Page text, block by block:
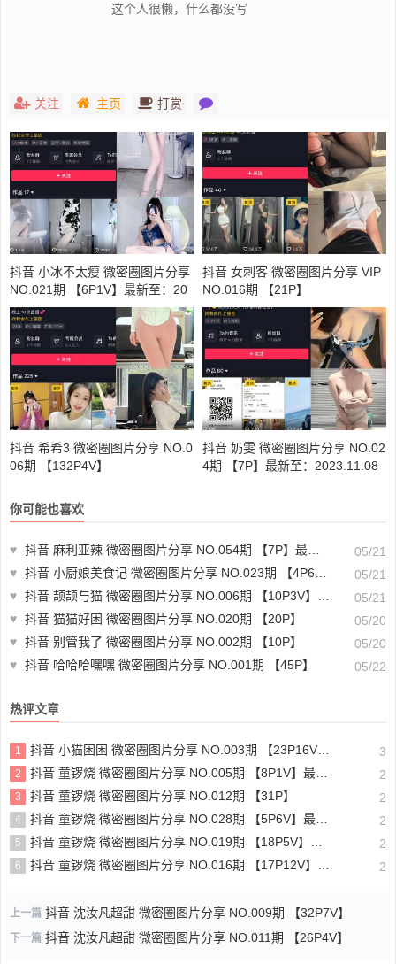
这个人很懒，什么都没写
关注 主页 打赏
抖音 小冰不太瘦 微密圈图片分享
NO.021期 【6P1V】最新至：20
23.9.4
抖音 女刺客 微密圈图片分享 VIP
NO.016期 【21P】
抖音 希希3 微密圈图片分享 NO.0
06期 【132P4V】
抖音 奶雯 微密圈图片分享 NO.02
4期 【7P】最新至：2023.11.08
你可能也喜欢
♥ 抖音 麻利亚辣 微密圈图片分享 NO.054期 【7P】最新至：2023.8.2
05/21
♥ 抖音 小厨娘美食记 微密圈图片分享 NO.023期 【4P6V】最新至：2023.9.29
05/21
♥ 抖音 颉颉与猫 微密圈图片分享 NO.006期 【10P3V】最新至：2023.12.14
05/21
♥ 抖音 猫猫好困 微密圈图片分享 NO.020期 【20P】
05/20
♥ 抖音 别管我了 微密圈图片分享 NO.002期 【10P】
05/20
♥ 抖音 哈哈哈嘿嘿 微密圈图片分享 NO.001期 【45P】 05/22
热评文章
1 抖音 小猫困困 微密圈图片分享 NO.003期 【23P16V】最新至：2025.1.23 3
2 抖音 童锣烧 微密圈图片分享 NO.005期 【8P1V】最新至：2023.6.11 2
3 抖音 童锣烧 微密圈图片分享 NO.012期 【31P】 2
4 抖音 童锣烧 微密圈图片分享 NO.028期 【5P6V】最新至：2025.4.9 2
5 抖音 童锣烧 微密圈图片分享 NO.019期 【18P5V】最新至：2024.11.27 2
6 抖音 童锣烧 微密圈图片分享 NO.016期 【17P12V】最新至：2024.11.12 2
上一篇 抖音 沈汝凡超甜 微密圈图片分享 NO.009期 【32P7V】
下一篇 抖音 沈汝凡超甜 微密圈图片分享 NO.011期 【26P4V】